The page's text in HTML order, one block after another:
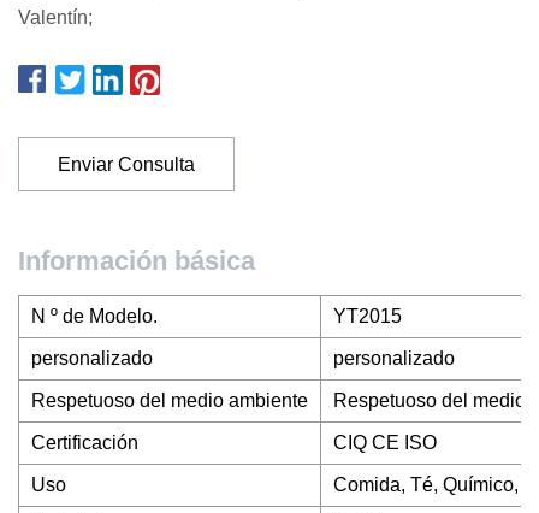
Valentín;
Enviar Consulta
Información básica
N º de Modelo. YT2015
personalizado personalizado
Respetuoso del medio ambiente Respetuoso del medio
Certificación CIQ CE ISO
Uso Comida, Té, Químico,